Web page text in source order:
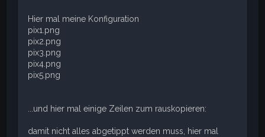
Hier mal meine Konfiguration
pix1.png
pix2.png
pix3.png
pix4.png
pix5.png
...und hier mal einige Zeilen zum rauskopieren:
damit nicht alles abgetippt werden muss, hier mal